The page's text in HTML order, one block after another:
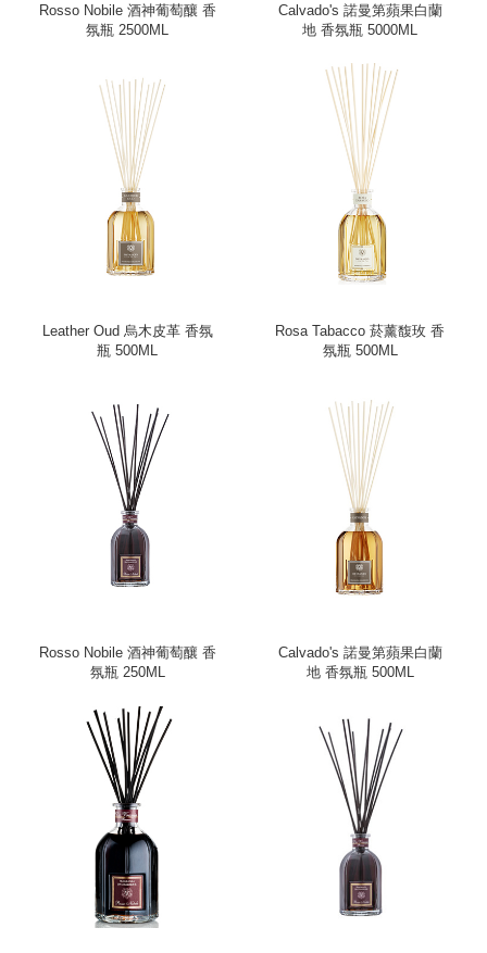
Rosso Nobile 酒神葡萄釀 香
氛瓶 2500ML
Calvado's 諾曼第蘋果白蘭
地 香氛瓶 5000ML
Leather Oud 烏木皮革 香氛
瓶 500ML
Rosa Tabacco 菸薰馥玫 香
氛瓶 500ML
Rosso Nobile 酒神葡萄釀 香
氛瓶 250ML
Calvado's 諾曼第蘋果白蘭
地 香氛瓶 500ML